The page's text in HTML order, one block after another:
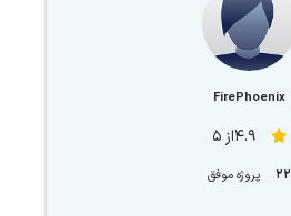
FirePhoenix
4.9از 5
22 پروژه موفق